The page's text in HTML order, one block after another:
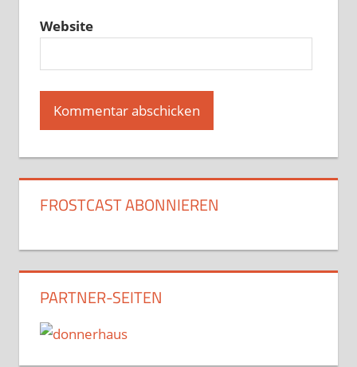
Website
FROSTCAST ABONNIEREN
PARTNER-SEITEN